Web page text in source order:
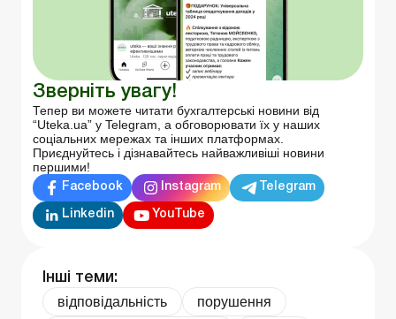
Зверніть увагу!
Тепер ви можете читати бухгалтерські новини від
“Uteka.ua” у Telegram, а обговорювати їх у наших
соціальних мережах та інших платформах.
Приєднуйтесь і дізнавайтесь найважливіші новини
першими!
Facebook Instagram Telegram
Linkedin YouTube
Інші теми:
відповідальність
порушення